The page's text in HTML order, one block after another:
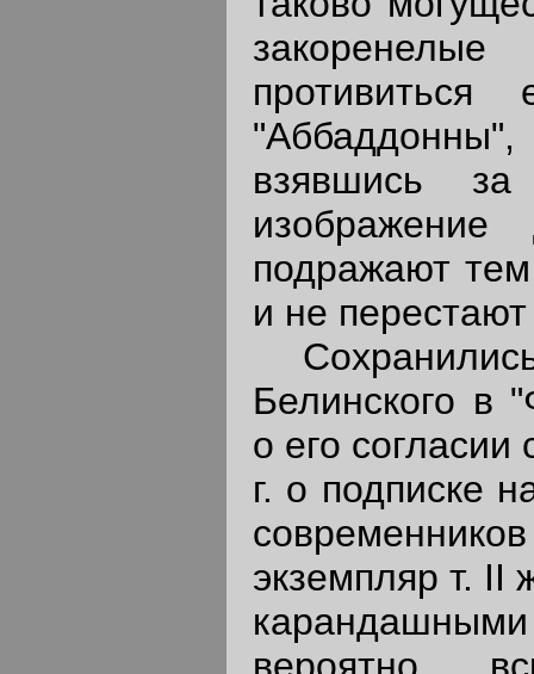
взявшись
изображение
подражают
и не
Белинского в
о его
г. о подписке
экземпляр т. II